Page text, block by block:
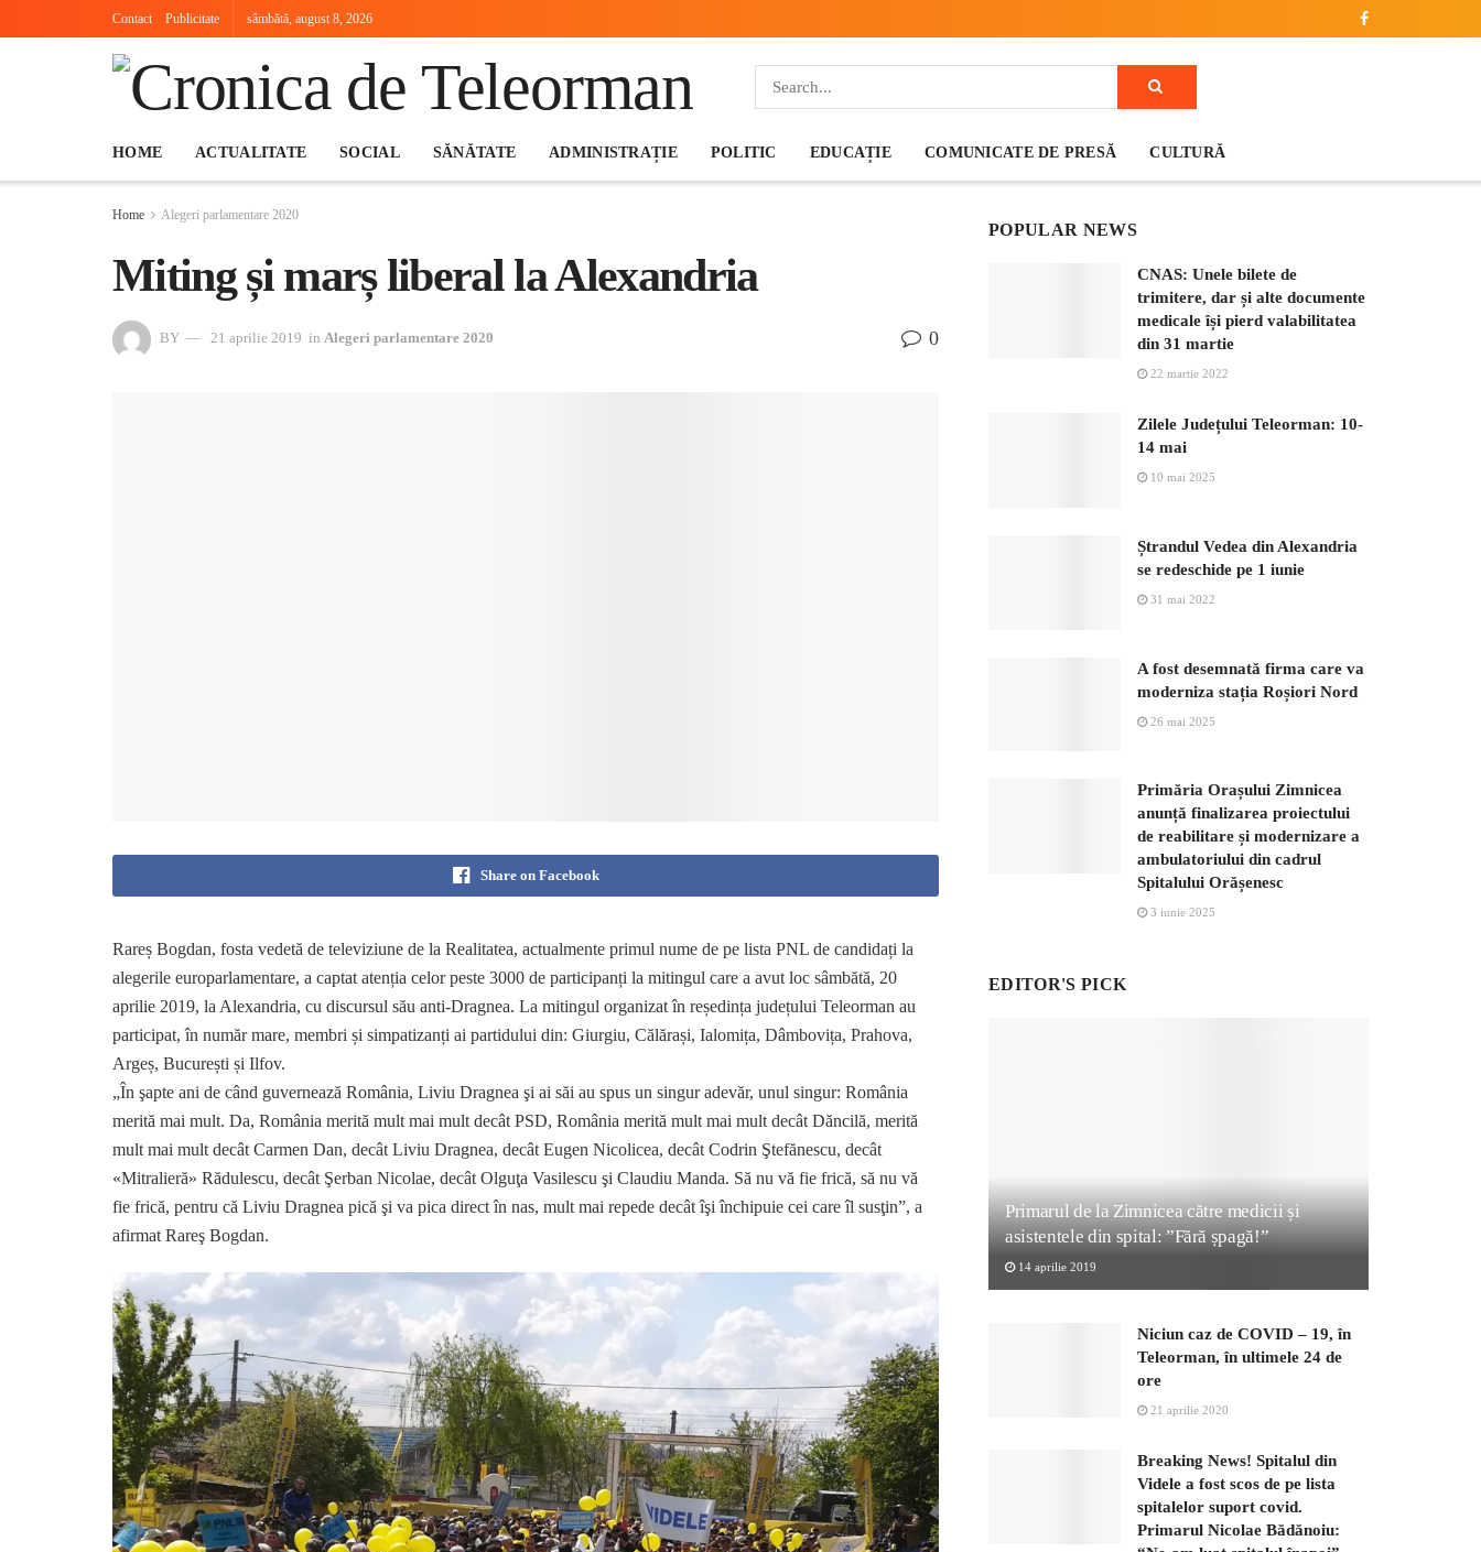
Contact Publicitate sâmbătă, august 8, 2026
HOME ACTUALITATE SOCIAL SĂNĂTATE ADMINISTRAȚIE POLITIC EDUCAȚIE COMUNICATE DE PRESĂ CULTURĂ
Home Alegeri parlamentare 2020
Miting și marș liberal la Alexandria
BY 21 aprilie 2019 in Alegeri parlamentare 2020 0
Share on Facebook
Rareș Bogdan, fosta vedetă de televiziune de la Realitatea, actualmente primul nume de pe lista PNL de candidați la
alegerile europarlamentare, a captat atenția celor peste 3000 de participanți la mitingul care a avut loc sâmbătă, 20
aprilie 2019, la Alexandria, cu discursul său anti-Dragnea. La mitingul organizat în reședința județului Teleorman au
participat, în număr mare, membri și simpatizanți ai partidului din: Giurgiu, Călărași, Ialomița, Dâmbovița, Prahova,
Argeș, București și Ilfov.
„În şapte ani de când guvernează România, Liviu Dragnea şi ai săi au spus un singur adevăr, unul singur: România
merită mai mult. Da, România merită mult mai mult decât PSD, România merită mult mai mult decât Dăncilă, merită
mult mai mult decât Carmen Dan, decât Liviu Dragnea, decât Eugen Nicolicea, decât Codrin Ştefănescu, decât
«Mitralieră» Rădulescu, decât Şerban Nicolae, decât Olguţa Vasilescu şi Claudiu Manda. Să nu vă fie frică, să nu vă
fie frică, pentru că Liviu Dragnea pică şi va pica direct în nas, mult mai repede decât îşi închipuie cei care îl susţin”, a
afirmat Rareş Bogdan.
POPULAR NEWS
CNAS: Unele bilete de
trimitere, dar și alte documente
medicale își pierd valabilitatea
din 31 martie
22 martie 2022
Zilele Județului Teleorman: 10-
14 mai
10 mai 2025
Ștrandul Vedea din Alexandria
se redeschide pe 1 iunie
31 mai 2022
A fost desemnată firma care va
moderniza stația Roșiori Nord
26 mai 2025
Primăria Orașului Zimnicea
anunță finalizarea proiectului
de reabilitare și modernizare a
ambulatoriului din cadrul
Spitalului Orășenesc
3 iunie 2025
EDITOR'S PICK
Primarul de la Zimnicea către medicii și
asistentele din spital: ”Fără șpagă!”
14 aprilie 2019
Niciun caz de COVID – 19, în
Teleorman, în ultimele 24 de
ore
21 aprilie 2020
Breaking News! Spitalul din
Videle a fost scos de pe lista
spitalelor suport covid.
Primarul Nicolae Bădănoiu: